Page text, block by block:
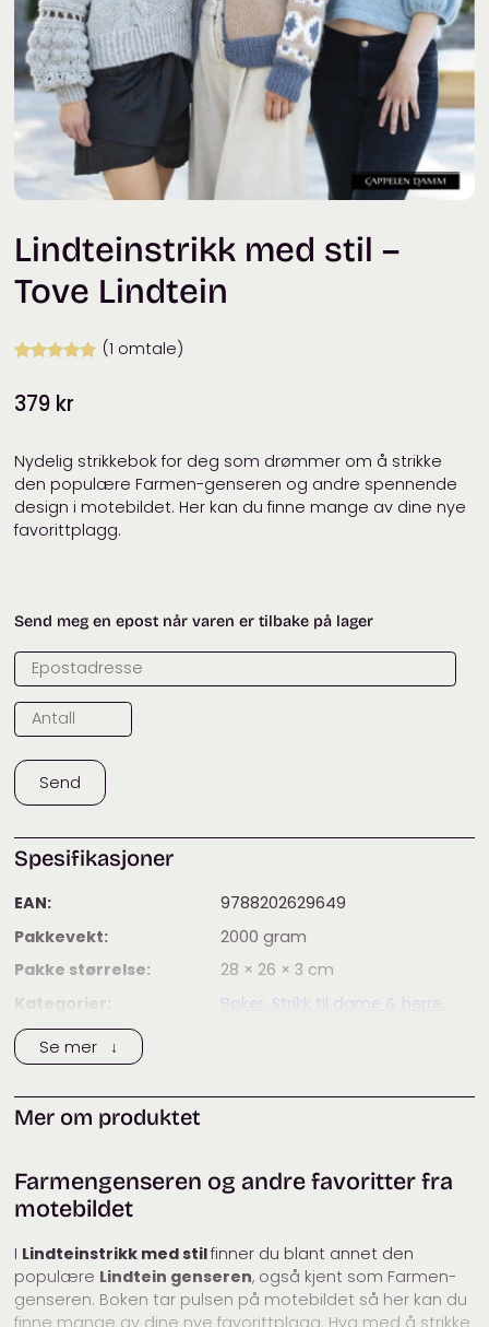
Lindteinstrikk med stil –
Tove Lindtein
av 5 basert
(1 omtale)
379 kr
Nydelig strikkebok for deg som drømmer om å strikke
den populære Farmen-genseren og andre spennende
design i motebildet. Her kan du finne mange av dine nye
favorittplagg.
Send meg en epost når varen er tilbake på lager
Send
Spesifikasjoner
EAN:
9788202629649
Pakkevekt:
2000 gram
Pakke størrelse:
28 × 26 × 3 cm
Kategorier:
Bøker Strikk til dame & herre
Se mer ↓
Mer om produktet
Farmengenseren og andre favoritter fra
motebildet
I Lindteinstrikk med stilfinner du blant annet den
populære Lindtein genseren, også kjent som Farmen-
genseren. Boken tar pulsen på motebildet så her kan du
finne mange av dine nye favorittplagg. Hva med å strikke